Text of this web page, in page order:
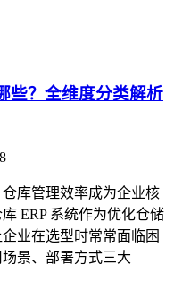
些？全维度分类解析
库管理效率成为企业核
ERP 系统作为优化仓储
业在选型时常常面临困
景、部署方式三大